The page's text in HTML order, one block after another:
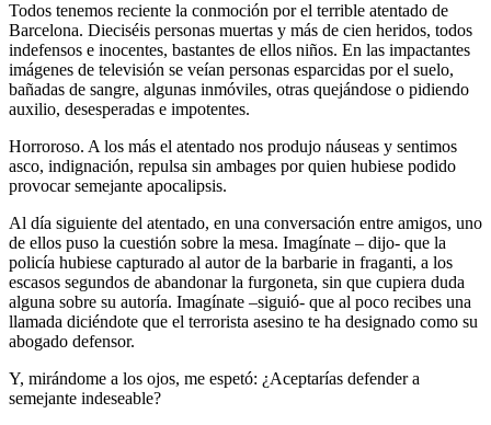
Todos tenemos reciente la conmoción por el terrible atentado de
Barcelona. Dieciséis personas muertas y más de cien heridos, todos
indefensos e inocentes, bastantes de ellos niños. En las impactantes
imágenes de televisión se veían personas esparcidas por el suelo,
bañadas de sangre, algunas inmóviles, otras quejándose o pidiendo
auxilio, desesperadas e impotentes.
Horroroso. A los más el atentado nos produjo náuseas y sentimos
asco, indignación, repulsa sin ambages por quien hubiese podido
provocar semejante apocalipsis.
Al día siguiente del atentado, en una conversación entre amigos, uno
de ellos puso la cuestión sobre la mesa. Imagínate – dijo- que la
policía hubiese capturado al autor de la barbarie in fraganti, a los
escasos segundos de abandonar la furgoneta, sin que cupiera duda
alguna sobre su autoría. Imagínate –siguió- que al poco recibes una
llamada diciéndote que el terrorista asesino te ha designado como su
abogado defensor.
Y, mirándome a los ojos, me espetó: ¿Aceptarías defender a
semejante indeseable?